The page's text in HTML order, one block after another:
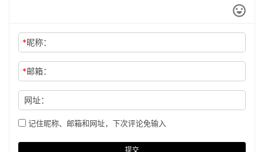
*昵称：
*邮箱：
网址：
记住昵称、邮箱和网址，下次评论免输入
提交